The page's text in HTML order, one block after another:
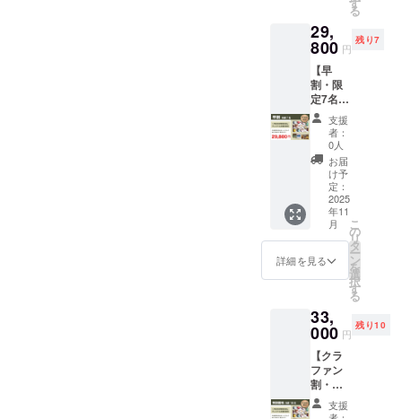
分で香
りを変
えた
い」そ
んなあ
なたに
おすす
めの、
香りを
深く楽
しむ
セット
です
【セッ
ト内
容】 ・
キャン
ドル2個
（ベー
カリー
キャン
ドル3種
類から
香りは
自由に
選択）
Wildrac
eオリジ
ナルポ
スト
で贈り
たい」
「その
日の気
分で香
りを変
えた
たいあ
なた
へ。
キャン
ドル3本
＋日本
発売未
定のミ
ニキャ
ンドル1
個が届
く、香
りに包
まれる
贅沢な
セット
です。
は、発
売未定
なの
で、ク
ラファ
ン限定
でしか
ファン
割：
11,370
円（限
定30
名） ※
すべて
送料込
Wildrac
eの人気
キャン
ドルを
もっと
楽しみ
たいあ
なた
へ。
ドル3本
発売未
定のミ
ニキャ
ンドル1
個が届
く、香
りに包
る
29,
800 円
残り7
【早
割・限
定7名】
＼今だ
けの特
別仕様
／日本
発売未
定キャ
ンドル
入り
Wildrac
eプレミ
アム体
験
BOX［
版］
【支援
額】 ・
早割：
29,800
円（限
定7名）
（すべ
支援
者：
0人
お届
け予
定：
2025
年11
月
詳細を見る
こ
の
リ
タ
ー
ン
を
選
択
す
る
33,
000 円
残り10
【クラ
ファン
割・限
定15
名】】
支援